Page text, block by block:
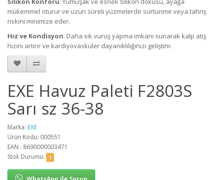
mükemmel oturur ve uzun süreli yüzmelerde sürtünme veya tahriş
riskini minimize eder.
Hız ve Kondisyon: Daha sık vuruş yapma imkanı sunarak kalp atış
hızını artırır ve kardiyovasküler dayanıklılığınızı geliştirir.
EXE Havuz Paleti F2803S
Sarı sz 36-38
Marka: EXE
Ürün Kodu: 000551
EAN : 8690000003471
Stok Durumu:
1